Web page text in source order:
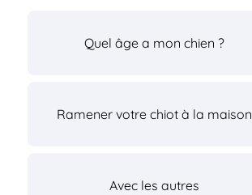
Quel âge a mon chien ?
Ramener votre chiot à la maison
Avec les autres